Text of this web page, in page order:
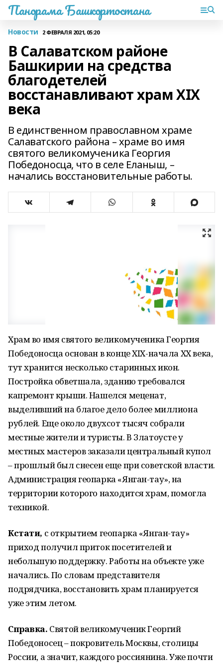
Панорама Башкортостана
Новости 2 ФЕВРАЛЯ 2021, 05:20
В Салаватском районе
Башкирии на средства
благодетелей
восстанавливают храм XIX
века
В единственном православном храме
Салаватского района – храме во имя
святого великомученика Георгия
Победоносца, что в селе Еланыш, –
начались восстановительные работы.
Храм во имя святого великомученика Георгия
Победоносца основан в конце XIX-начала XX века,
тут хранится несколько старинных икон.
Постройка обветшала, зданию требовался
капремонт крыши. Нашелся меценат,
выделивший на благое дело более миллиона
рублей. Еще около двухсот тысяч собрали
местные жители и туристы. В Златоусте у
местных мастеров заказали центральный купол
– прошлый был снесен еще при советской власти.
Администрация геопарка «Янган-тау», на
территории которого находится храм, помогла
техникой.
Кстати, с открытием геопарка «Янган-тау»
приход получил приток посетителей и
небольшую поддержку. Работы на объекте уже
начались. По словам представителя
подрядчика, восстановить храм планируется
уже этим летом.
Справка. Святой великомученик Георгий
Победоносец – покровитель Москвы, столицы
России, а значит, каждого россиянина. Уже почти